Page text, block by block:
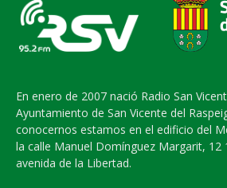
En enero de 2007 nació Radio San
Ayuntamiento de San Vicente del
conocernos estamos en el edificio del
la calle Manuel Domínguez Margarit, 12
avenida de la Libertad.